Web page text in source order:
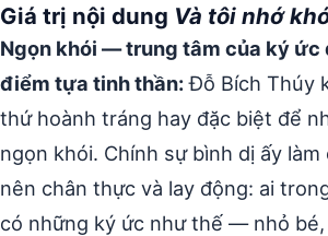
Giá trị nội dung Và tôi nhớ
Ngọn khói — trung tâm của ký ức
điểm tựa tinh thần:Đỗ Bích Thúy
thứ hoành tráng hay đặc biệt để
ngọn khói. Chính sự bình dị ấy
nên chân thực và lay động: ai
có những ký ức như thế — nhỏ